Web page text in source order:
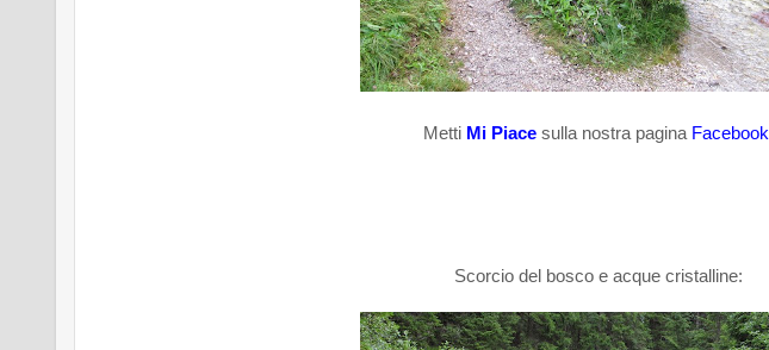
Metti Mi Piace sulla nostra pagina Facebook
Scorcio del bosco e acque cristalline: